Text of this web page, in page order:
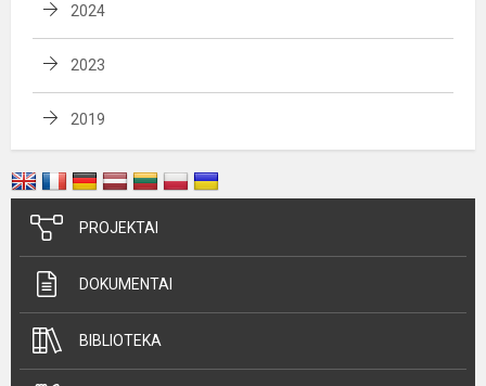
2024
2023
2019
PROJEKTAI
DOKUMENTAI
BIBLIOTEKA